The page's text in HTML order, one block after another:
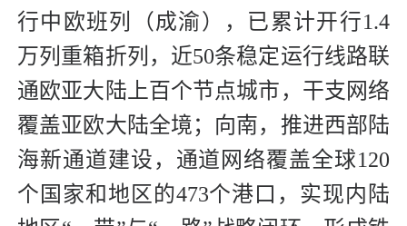
行中欧班列（成渝），已累计开行1.4
万列重箱折列，近50条稳定运行线路联
通欧亚大陆上百个节点城市，干支网络
覆盖亚欧大陆全境；向南，推进西部陆
海新通道建设，通道网络覆盖全球120
个国家和地区的473个港口，实现内陆